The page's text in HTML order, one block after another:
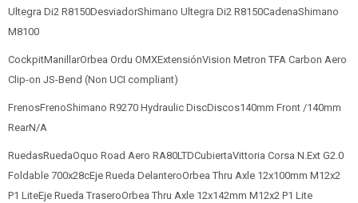
Ultegra Di2 R8150DesviadorShimano Ultegra Di2 R8150CadenaShimano
M8100
CockpitManillarOrbea Ordu OMXExtensiónVision Metron TFA Carbon Aero
Clip-on JS-Bend (Non UCI compliant)
FrenosFrenoShimano R9270 Hydraulic DiscDiscos140mm Front /140mm
RearN/A
RuedasRuedaOquo Road Aero RA80LTDCubiertaVittoria Corsa N.Ext G2.0
Foldable 700x28cEje Rueda DelanteroOrbea Thru Axle 12x100mm M12x2
P1 LiteEje Rueda TraseroOrbea Thru Axle 12x142mm M12x2 P1 Lite